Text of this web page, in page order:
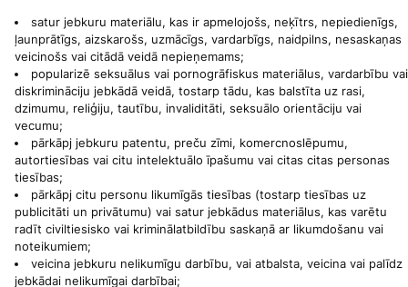
satur jebkuru materiālu, kas ir apmelojošs, neķītrs, nepiedienīgs,
ļaunprātīgs, aizskarošs, uzmācīgs, vardarbīgs, naidpilns, nesaskaņas
veicinošs vai citādā veidā nepieņemams;
popularizē seksuālus vai pornogrāfiskus materiālus, vardarbību vai
diskrimināciju jebkādā veidā, tostarp tādu, kas balstīta uz rasi,
dzimumu, reliģiju, tautību, invaliditāti, seksuālo orientāciju vai
vecumu;
pārkāpj jebkuru patentu, preču zīmi, komercnoslēpumu,
autortiesības vai citu intelektuālo īpašumu vai citas citas personas
tiesības;
pārkāpj citu personu likumīgās tiesības (tostarp tiesības uz
publicitāti un privātumu) vai satur jebkādus materiālus, kas varētu
radīt civiltiesisko vai kriminālatbildību saskaņā ar likumdošanu vai
noteikumiem;
veicina jebkuru nelikumīgu darbību, vai atbalsta, veicina vai palīdz
jebkādai nelikumīgai darbībai;